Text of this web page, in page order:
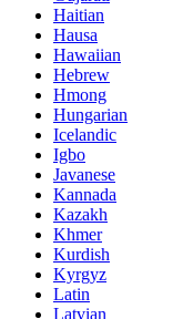
Haitian
Hausa
Hawaiian
Hebrew
Hmong
Hungarian
Icelandic
Igbo
Javanese
Kannada
Kazakh
Khmer
Kurdish
Kyrgyz
Latin
Latvian